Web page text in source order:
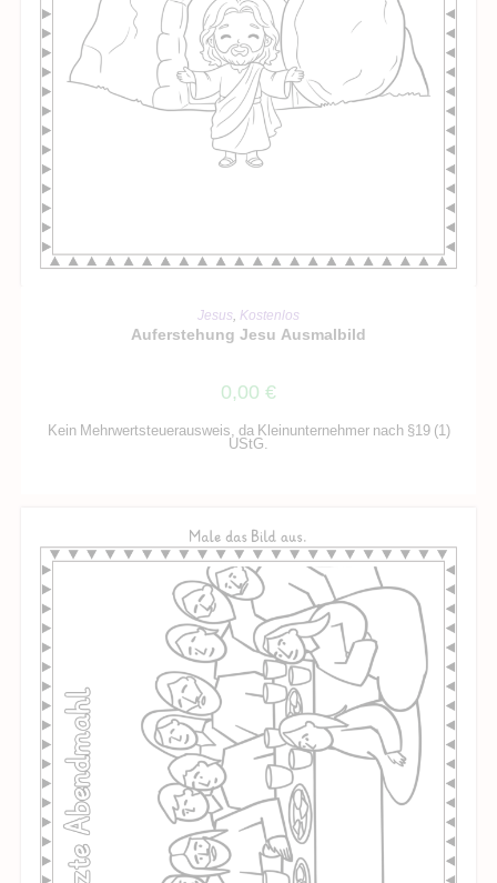
IN DEN WARENKORB
Jesus, Kostenlos
Auferstehung Jesu Ausmalbild
0,00 €
Kein Mehrwertsteuerausweis, da Kleinunternehmer nach §19 (1)
UStG.